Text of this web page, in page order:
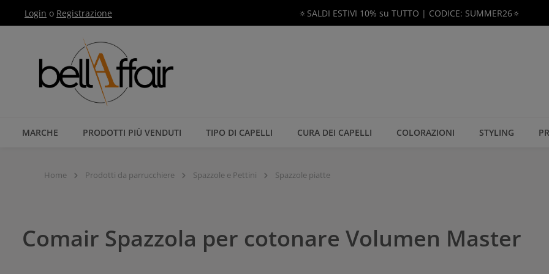
alla navigazione principale
Login o Registrazione 🔅SALDI ESTIVI 10% su TUTTO | CODICE: SUMMER26🔅
MARCHE PRODOTTI PIÙ VENDUTI TIPO DI CAPELLI CURA DEI CAPELLI COLORAZIONI STYLING
Home Prodotti da parrucchiere Spazzole e Pettini Spazzole piatte
Comair Spazzola per cotonare Volumen Master